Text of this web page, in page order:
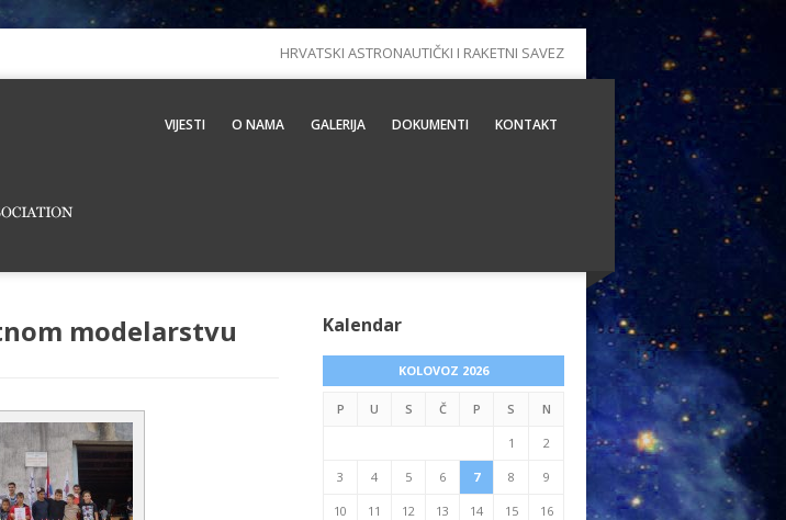
HRVATSKI ASTRONAUTIČKI I RAKETNI SAVEZ
VIJESTI O NAMA GALERIJA DOKUMENTI KONTAKT
modelarstvu Kalendar
KOLOVOZ 2026
P U S Č P S N
1 2
3 4 5 6 7 8 9
10 11 12 13 14 15 16